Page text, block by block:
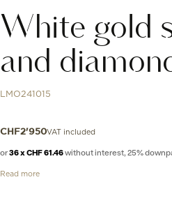
White gold
and
LMO241015
CHF2'950VAT included
or36 x CHF 61.46without interest, 25%
Read more